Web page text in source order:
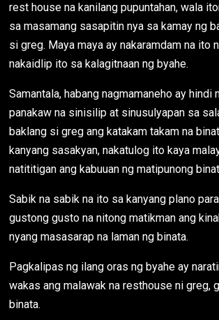
rest house na kanilang pupuntahan, wala
sa masamang sasapitin nya sa kamay ng
si greg. Maya maya ay nakaramdam na ito
nakaidlip ito sa kalagitnaan ng byahe.
Samantala, habang nagmamaneho ay hindi
panakaw na sinisilip at sinusulyapan sa
baklang si greg ang katakam takam na
kanyang sasakyan, nakatulog ito kaya
natititigan ang kabuuan ng matipunong
Sabik na sabik na ito sa kanyang plano
gustong gusto na nitong matikman ang
nyang masasarap na laman ng binata.
Pagkalipas ng ilang oras ng byahe ay
wakas ang malawak na resthouse ni greg,
binata.